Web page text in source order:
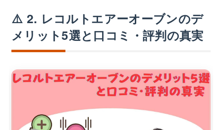
⚠️ 2. レコルトエアーオーブンのデ
メリット5選と口コミ・評判の真実